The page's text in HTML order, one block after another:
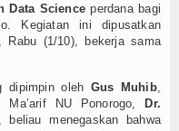
Data Scienceperdana bagi
Kegiatan ini dipusatkan
, Rabu (1/10), bekerja sama
dipimpin oleh Gus Muhib,
Ma’arif NU Ponorogo,Dr.
beliau menegaskan bahwa